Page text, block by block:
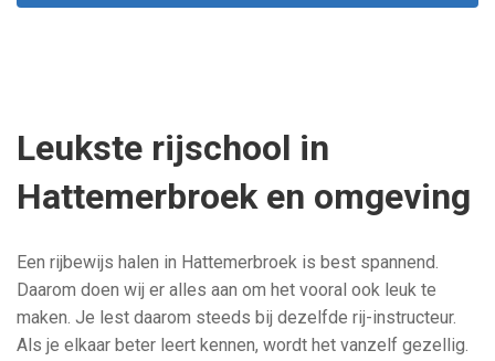
Leukste rijschool in
Hattemerbroek en omgeving
Een rijbewijs halen in Hattemerbroek is best spannend.
Daarom doen wij er alles aan om het vooral ook leuk te
maken. Je lest daarom steeds bij dezelfde rij-instructeur.
Als je elkaar beter leert kennen, wordt het vanzelf gezellig.